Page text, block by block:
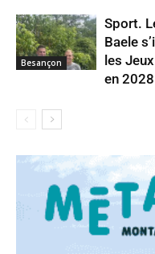
Besançon
Sport.
Baele
les
en 2028